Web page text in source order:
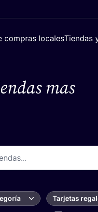
compras localesTiendas
mas
Tarjetas